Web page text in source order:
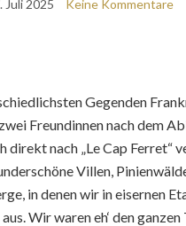
Juli 2025 Keine Kommentare
Gegenden
Freundinnen nach dem
direkt nach „Le Cap Ferret“
Villen,
in denen wir in eisernen
Wir waren eh‘ den